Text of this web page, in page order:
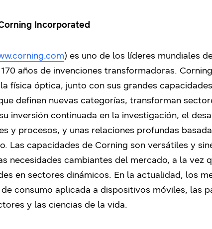
Incorporated
) es uno de los líderes mundiales
años de invenciones transformadoras.
física óptica, junto con sus grandes
definen nuevas categorías, transforman
inversión continuada en la investigación, el
y procesos, y unas relaciones profundas
Las capacidades de Corning son versátiles y
necesidades cambiantes del mercado, a la vez
en sectores dinámicos. En la actualidad, los
consumo aplicada a dispositivos móviles, las
y las ciencias de la vida.